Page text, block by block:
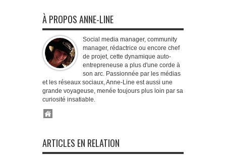
À PROPOS ANNE-LINE
Social media manager, community
manager, rédactrice ou encore chef
de projet, cette dynamique auto-
entrepreneuse a plus d'une corde à
son arc. Passionnée par les médias
et les réseaux sociaux, Anne-Line est aussi une
grande voyageuse, menée toujours plus loin par sa
curiosité insatiable.
ARTICLES EN RELATION